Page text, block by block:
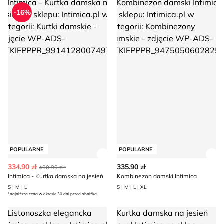
- Kurtka damska na jesień
POPULARNE
-16%
334.90 zł 400.90 zł*
Intimica - Kurtka damska na jesień
S | M | L
*najniższa cena w okresie 30 dni przed obniżką
Kombinezon damski Intimica
POPULARNE
335.90 zł
Kombinezon damski Intimica
S | M | L | XL
elegancka Intimica Kurtka damska na jesień